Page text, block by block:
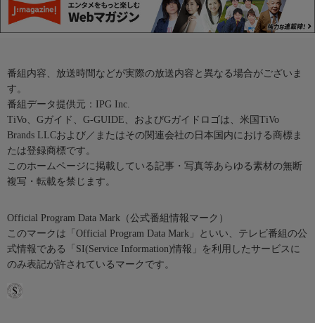
番組内容、放送時間などが実際の放送内容と異なる場合がございま
す。
番組データ提供元：IPG Inc.
TiVo、Gガイド、G-GUIDE、およびGガイドロゴは、米国TiVo
Brands LLCおよび／またはその関連会社の日本国内における商標ま
たは登録商標です。
このホームページに掲載している記事・写真等あらゆる素材の無断
複写・転載を禁じます。
Official Program Data Mark（公式番組情報マーク）
このマークは「Official Program Data Mark」といい、テレビ番組の公
式情報である「SI(Service Information)情報」を利用したサービスに
のみ表記が許されているマークです。